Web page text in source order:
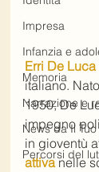
Impresa
Infanzia e
Memoria
Narrazione e
News da Il
Percorsi del
Erri De Luca
italiano.
1950, De
impegno
in gioventù
attiva nelle